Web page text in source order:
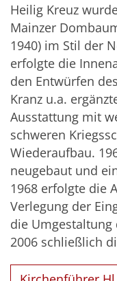
Heilig Kreuz
Mainzer
1940) im Stil der
erfolgte die
den Entwürfen
Kranz u.a.
Ausstattung mit
schweren
Wiederaufbau.
neugebaut und
1968 erfolgte die
Verlegung der
die Umgestaltung
2006 schließlich